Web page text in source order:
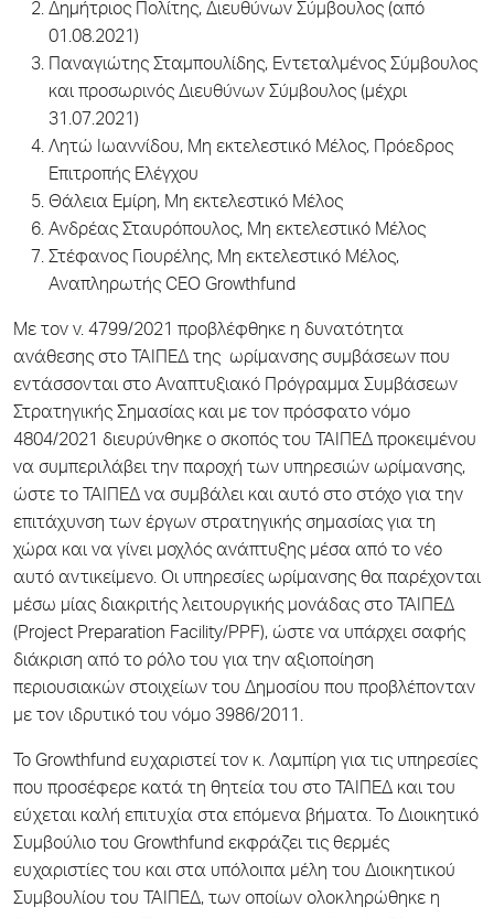
Δημήτριος Πολίτης, Διευθύνων Σύμβουλος (από
01.08.2021)
Παναγιώτης Σταμπουλίδης, Εντεταλμένος Σύμβουλος
και προσωρινός Διευθύνων Σύμβουλος (μέχρι
31.07.2021)
Λητώ Ιωαννίδου, Μη εκτελεστικό Μέλος, Πρόεδρος
Επιτροπής Ελέγχου
Θάλεια Εμίρη, Μη εκτελεστικό Μέλος
Ανδρέας Σταυρόπουλος, Μη εκτελεστικό Μέλος
Στέφανος Γιουρέλης, Μη εκτελεστικό Μέλος,
Αναπληρωτής CEO Growthfund
Με τον ν. 4799/2021 προβλέφθηκε η δυνατότητα
ανάθεσης στο ΤΑΙΠΕΔ της ωρίμανσης συμβάσεων που
εντάσσονται στο Αναπτυξιακό Πρόγραμμα Συμβάσεων
Στρατηγικής Σημασίας και με τον πρόσφατο νόμο
4804/2021 διευρύνθηκε ο σκοπός του ΤΑΙΠΕΔ προκειμένου
να συμπεριλάβει την παροχή των υπηρεσιών ωρίμανσης,
ώστε το ΤΑΙΠΕΔ να συμβάλει και αυτό στο στόχο για την
επιτάχυνση των έργων στρατηγικής σημασίας για τη
χώρα και να γίνει μοχλός ανάπτυξης μέσα από το νέο
αυτό αντικείμενο. Οι υπηρεσίες ωρίμανσης θα παρέχονται
μέσω μίας διακριτής λειτουργικής μονάδας στο ΤΑΙΠΕΔ
(Project Preparation Facility/PPF), ώστε να υπάρχει σαφής
διάκριση από το ρόλο του για την αξιοποίηση
περιουσιακών στοιχείων του Δημοσίου που προβλέπονταν
με τον ιδρυτικό του νόμο 3986/2011.
Το Growthfund ευχαριστεί τον κ. Λαμπίρη για τις υπηρεσίες
που προσέφερε κατά τη θητεία του στο ΤΑΙΠΕΔ και του
εύχεται καλή επιτυχία στα επόμενα βήματα. Το Διοικητικό
Συμβούλιο του Growthfund εκφράζει τις θερμές
ευχαριστίες του και στα υπόλοιπα μέλη του Διοικητικού
Συμβουλίου του ΤΑΙΠΕΔ, των οποίων ολοκληρώθηκε η